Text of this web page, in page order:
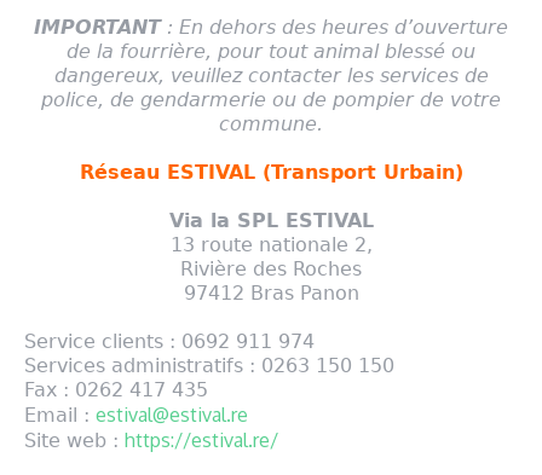
IMPORTANT: En dehors des heures d’ouverture
de la fourrière, pour tout animal blessé ou
dangereux, veuillez contacter les services de
police, de gendarmerie ou de pompier de votre
commune.
Réseau ESTIVAL (Transport Urbain)
Via la SPL ESTIVAL
13 route nationale 2,
Rivière des Roches
97412 Bras Panon
Service clients : 0692 911 974
Services administratifs : 0263 150 150
Fax : 0262 417 435
Email : estival@estival.re
Site web : https://estival.re/